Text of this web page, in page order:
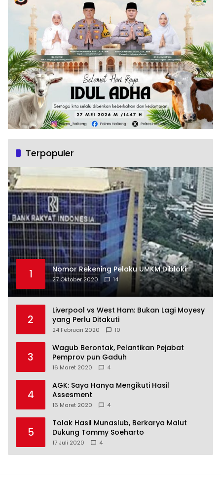
Terpopuler
1 Nomor Rekening Pelaku UMKM Diblokir
27 Oktober 2020 14
2
Liverpool vs West Ham: Bukan Lagi Moyesy
yang Perlu Ditakuti
24 Februari 2020 10
3
Wagub Berontak, Pelantikan Pejabat
Pemprov pun Gaduh
16 Maret 2020 4
4
AGK: Saya Hanya Mengikuti Hasil
Assesment
16 Maret 2020 4
5
Tolak Hasil Munaslub, Berkarya Malut
Dukung Tommy Soeharto
17 Juli 2020 4